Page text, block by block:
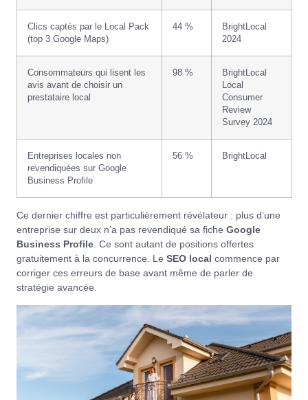
Clics captés par le Local Pack
(top 3 Google Maps)
44 %
BrightLocal
2024
Consommateurs qui lisent les
avis avant de choisir un
prestataire local
98 %
BrightLocal
Local
Consumer
Review
Survey 2024
Entreprises locales non
revendiquées sur Google
Business Profile
56 % BrightLocal
Ce dernier chiffre est particulièrement révélateur : plus d’une
entreprise sur deux n’a pas revendiqué sa fiche Google
Business Profile . Ce sont autant de positions offertes
gratuitement à la concurrence. Le SEO local commence par
corriger ces erreurs de base avant même de parler de
stratégie avancée.